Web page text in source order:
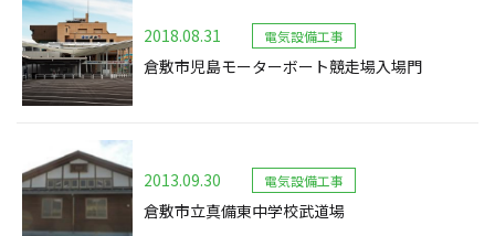
2018.08.31 電気設備工事
倉敷市児島モーターボート競走場入場門
2013.09.30 電気設備工事
倉敷市立真備東中学校武道場